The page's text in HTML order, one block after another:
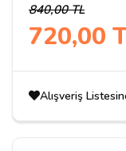
840,00 TL
720,00
Alışveriş